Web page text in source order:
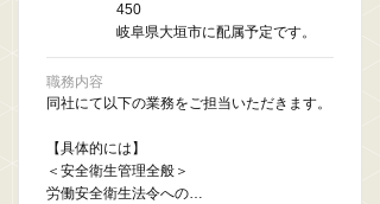
450
岐阜県大垣市に配属予定です。
職務内容
同社にて以下の業務をご担当いただきます。
【具体的には】
＜安全衛生管理全般＞
労働安全衛生法令への…